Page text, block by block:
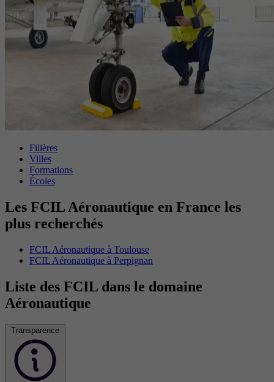
Filières
Villes
Formations
Écoles
Les FCIL Aéronautique en France les
plus recherchés
FCIL Aéronautique à Toulouse
FCIL Aéronautique à Perpignan
Liste des FCIL dans le domaine
Aéronautique
Transparence